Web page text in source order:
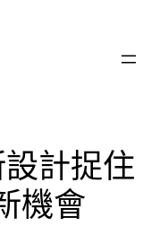
計捉住
機會